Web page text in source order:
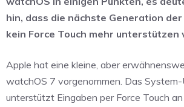
hin, dass die nächste Generation der
kein Force Touch mehr unterstützen
Apple hat eine kleine, aber
watchOS 7 vorgenommen. Das
unterstützt Eingaben per Force Touch